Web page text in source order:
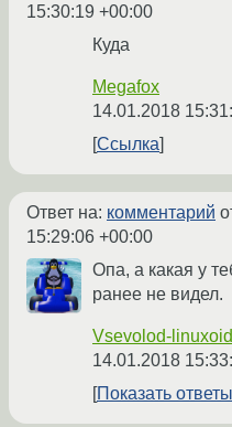
15:30:19 +00:00
Куда
Megafox
14.01.2018
Ссылка
Ответ на: комментарий
15:29:06 +00:00
Опа, а какая у
ранее не видел.
Vsevolod-linuxoid
14.01.2018
Показать ответы